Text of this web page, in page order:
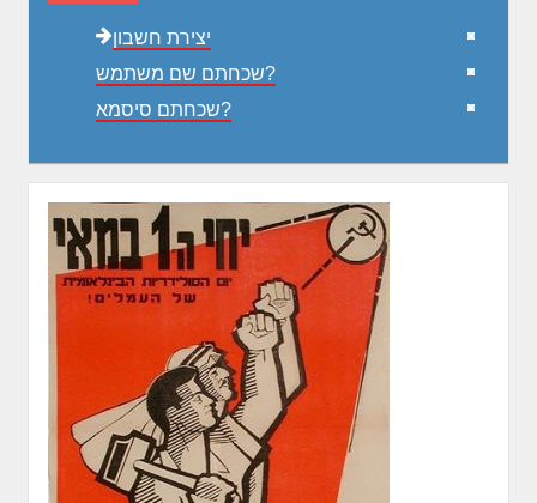
יצירת חשבון
שכחתם שם משתמש?
שכחתם סיסמא?